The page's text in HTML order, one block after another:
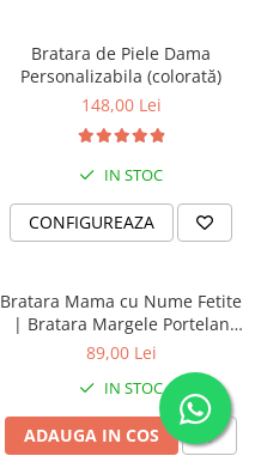
Bratara de Piele Dama
Personalizabila (colorată)
148,00 Lei
IN STOC
CONFIGUREAZA
Bratara Mama cu Nume Fetite
| Bratara Margele Portelan
Turcoaz Roz Personalizata |
Cadou Mama Copii | Dichis
89,00 Lei
IN STOC
ADAUGA IN COS